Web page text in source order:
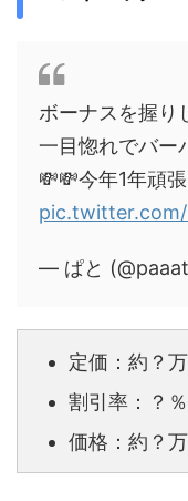
ボーナスを握り
一目惚れでバー
💸💸今年1年頑
pic.twitter.com/
— ぱと
定価：約？
割引率：？％
価格：約？